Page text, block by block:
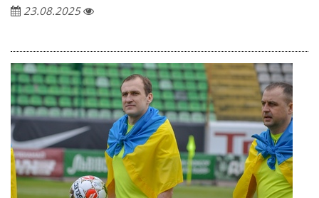
23.08.2025